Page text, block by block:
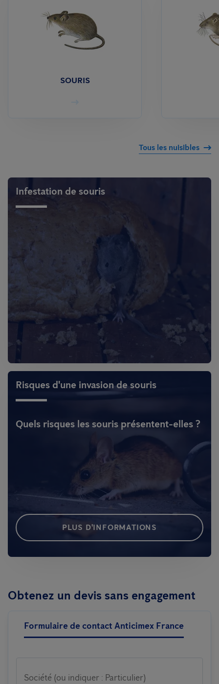
SOURIS
Tous les nuisibles
Infestation de souris
Risques d'une invasion de souris
Quels risques les souris présentent-elles ?
PLUS D'INFORMATIONS
Obtenez un devis sans engagement
Formulaire de contact Anticimex France
Société (ou indiquer : Particulier)